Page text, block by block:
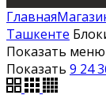
Главная
Ташкенте
Показать меню
Показать 9 24